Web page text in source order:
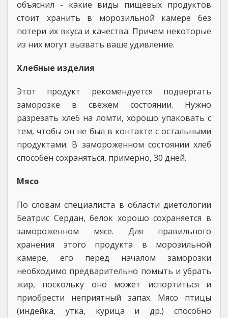
объяснил - какие виды пищевых продуктов
стоит хранить в морозильной камере без
потери их вкуса и качества. Причем некоторые
из них могут вызвать ваше удивление.
Хлебные изделия
Этот продукт рекомендуется подвергать
заморозке в свежем состоянии. Нужно
разрезать хлеб на ломти, хорошо упаковать с
тем, чтобы он не был в контакте с остальными
продуктами. В замороженном состоянии хлеб
способен сохраняться, примерно, 30 дней.
Мясо
По словам специалиста в области диетологии
Беатрис Сердан, белок хорошо сохраняется в
замороженном мясе. Для правильного
хранения этого продукта в морозильной
камере, его перед началом заморозки
необходимо предварительно помыть и убрать
жир, поскольку оно может испортиться и
приобрести неприятный запах. Мясо птицы
(индейка, утка, курица и др.) способно